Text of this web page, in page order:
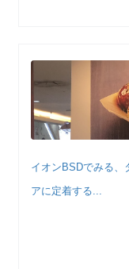
イオンBSDでみる
アに定着する...